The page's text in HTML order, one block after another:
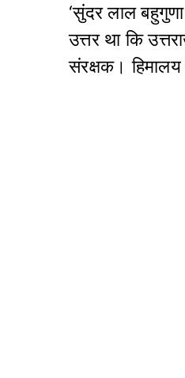
‘सुंदर लाल
उत्तर था कि
संरक्षक।